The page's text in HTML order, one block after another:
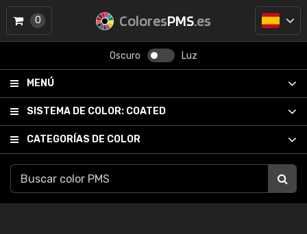
ColoresPMS.es
Oscuro Luz
MENÚ
SISTEMA DE COLOR: COATED
CATEGORÍAS DE COLOR
0